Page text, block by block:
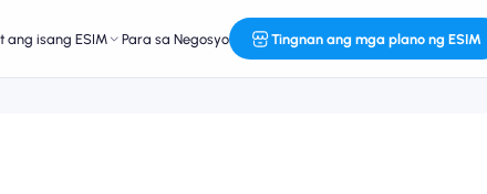
ang isang ESIM Para sa Negosyo Tingnan ang mga plano ng ESIM